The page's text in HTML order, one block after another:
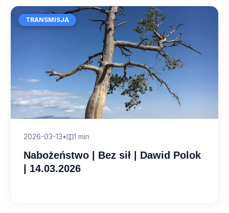
TRANSMISJA
2026-03-13• 1 min
Nabożeństwo | Bez sił | Dawid Polok
| 14.03.2026